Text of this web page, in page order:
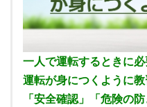
一人で運転するときに
運転が身につくように教
「安全確認」「危険の